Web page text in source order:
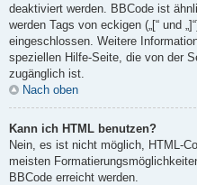
deaktiviert werden. BBCode ist
werden Tags von eckigen („[“ und
eingeschlossen. Weitere
speziellen Hilfe-Seite, die von der
zugänglich ist.
Nach oben
Kann ich HTML benutzen?
Nein, es ist nicht möglich, HTML-
meisten
BBCode erreicht werden.